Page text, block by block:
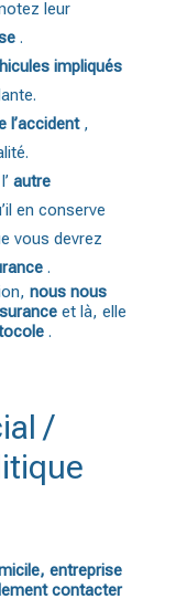
leur
.
impliqués
l’accident,
autre
en conserve
vous devrez
.
nous nous
et là, elle
.
/
entreprise
contacter